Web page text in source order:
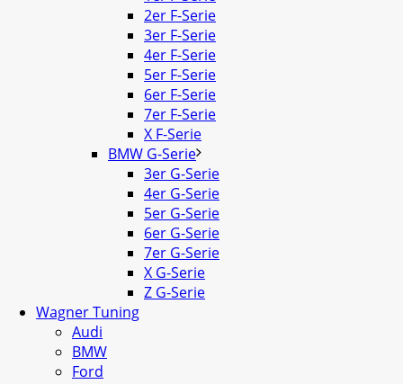
2er F-Serie
3er F-Serie
4er F-Serie
5er F-Serie
6er F-Serie
7er F-Serie
X F-Serie
BMW G-Serie
3er G-Serie
4er G-Serie
5er G-Serie
6er G-Serie
7er G-Serie
X G-Serie
Z G-Serie
Wagner Tuning
Audi
BMW
Ford